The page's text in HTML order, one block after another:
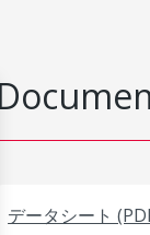
データシート